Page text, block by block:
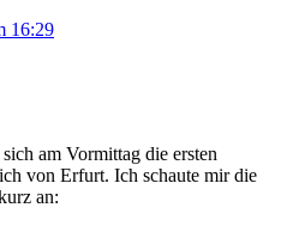
16:29
am Vormittag die ersten
von Erfurt. Ich schaute mir die
an: